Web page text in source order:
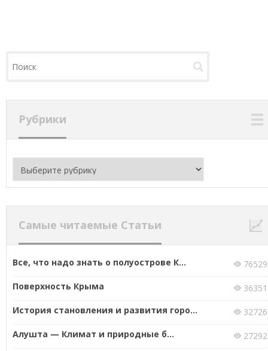
Рубрики
Рубрики
Самые читаемые Статьи
Все, что надо знать о полуострове К...
76529
Поверхность Крыма
36351
История становления и развития горо...
32726
Алушта — Климат и природные б...
27292